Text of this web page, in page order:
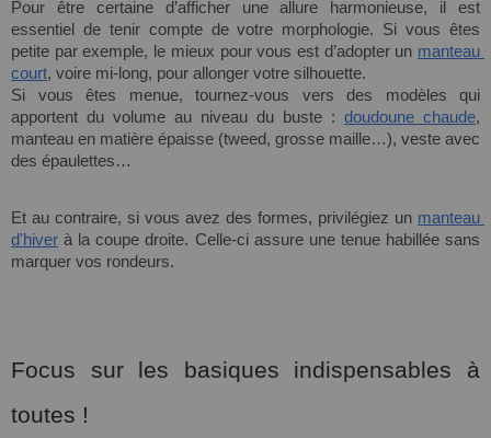
Pour être certaine d’afficher une allure harmonieuse, il est
essentiel de tenir compte de votre morphologie. Si vous êtes
petite par exemple, le mieux pour vous est d’adopter un manteau
court, voire mi-long, pour allonger votre silhouette.
Si vous êtes menue, tournez-vous vers des modèles qui
apportent du volume au niveau du buste : doudoune chaude,
manteau en matière épaisse (tweed, grosse maille…), veste avec
des épaulettes…
Et au contraire, si vous avez des formes, privilégiez un manteau
d'hiver à la coupe droite. Celle-ci assure une tenue habillée sans
marquer vos rondeurs.
Focus sur les basiques indispensables à
toutes !